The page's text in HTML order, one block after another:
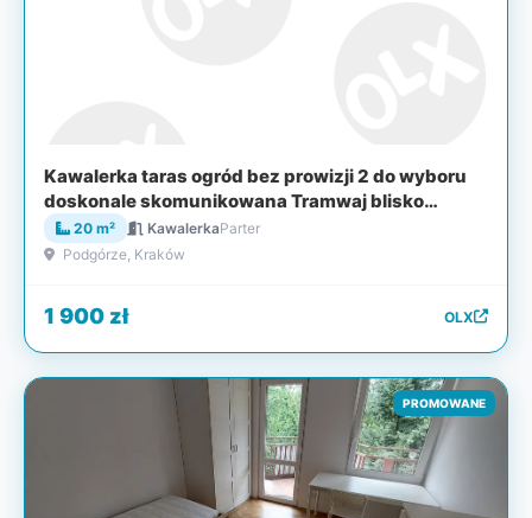
Kawalerka taras ogród bez prowizji 2 do wyboru
doskonale skomunikowana Tramwaj blisko
centrum wolna od już Kraków Podgórze
20 m² KawalerkaParter
Podgórze, Kraków
1 900 zł OLX
PROMOWANE